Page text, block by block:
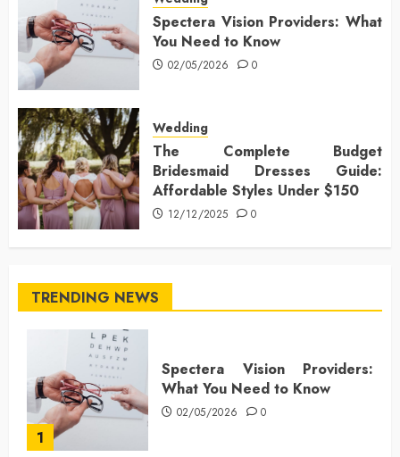
Spectera Vision Providers: What
You Need to Know
02/05/2026 0
Wedding
The Complete Budget
Bridesmaid Dresses Guide:
Affordable Styles Under $150
12/12/2025 0
TRENDING NEWS
1
Spectera Vision Providers:
What You Need to Know
02/05/2026 0